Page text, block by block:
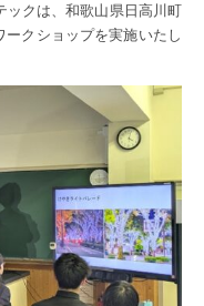
クは、和歌山県日高川町
クショップを実施いたし